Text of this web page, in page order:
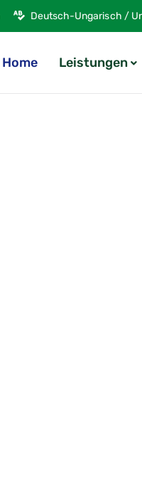
Deutsch-Ungarisch /
Home Leistungen